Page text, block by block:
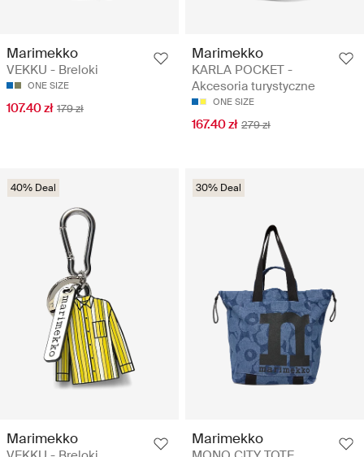
Marimekko
VEKKU - Breloki
ONE SIZE
107.40 zł 179 zł
Marimekko
KARLA POCKET -
Akcesoria turystyczne
ONE SIZE
167.40 zł 279 zł
40% Deal
Marimekko
30% Deal
Marimekko